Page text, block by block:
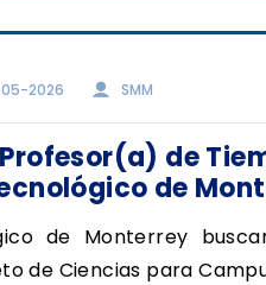
2026 SMM
de
de
de Monterrey
de Ciencias para